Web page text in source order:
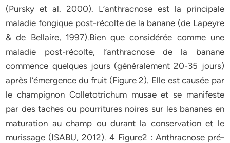
(Pursky et al. 2000). L’anthracnose est la principale
maladie fongique post-récolte de la banane (de Lapeyre
& de Bellaire, 1997).Bien que considérée comme une
maladie post-récolte, l’anthracnose de la banane
commence quelques jours (généralement 20-35 jours)
après l’émergence du fruit (Figure 2). Elle est causée par
le champignon Colletotrichum musae et se manifeste
par des taches ou pourritures noires sur les bananes en
maturation au champ ou durant la conservation et le
murissage (ISABU, 2012). 4 Figure2 : Anthracnose pré-